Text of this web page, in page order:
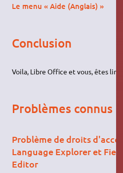
Le menu « Aide (Anglais) »
Conclusion
Voila, Libre Office et vous, êtes
Problèmes connus
Problème de droits d'accès
Language Explorer et
Editor